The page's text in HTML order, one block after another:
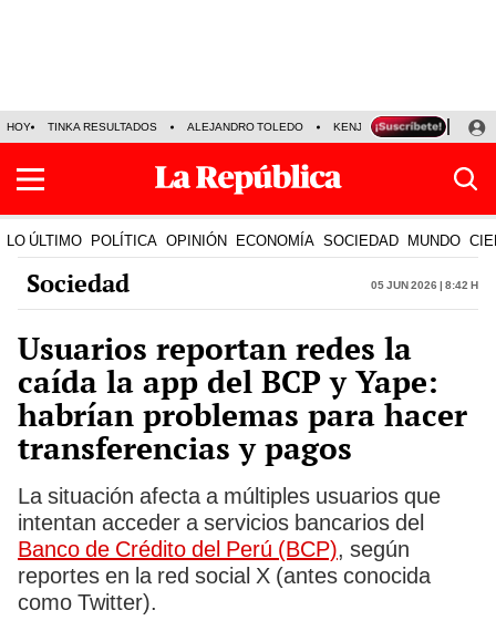
HOY TINKA RESULTADOS ALEJANDRO TOLEDO KENJI FUJIMORI
LO ÚLTIMO POLÍTICA OPINIÓN ECONOMÍA SOCIEDAD MUNDO
Sociedad 05 Jun 2026 | 8:42 h
Usuarios reportan redes la
caída la app del BCP y Yape:
habrían problemas para hacer
transferencias y pagos
La situación afecta a múltiples usuarios que
intentan acceder a servicios bancarios del
Banco de Crédito del Perú (BCP), según
reportes en la red social X (antes conocida
como Twitter).